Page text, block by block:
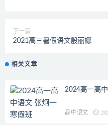
下一篇
2021高三暑假语文殷丽娜
相关文章
2024高一高
高中语文